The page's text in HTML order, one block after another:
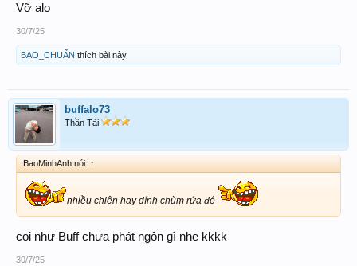
Vỡ alo
30/7/25
BAO_CHUẨN thích bài này.
buffalo73
Thần Tài
BaoMinhAnh nói: ↑
nhiều chiện hay dính chùm rứa đó
coi như Buff chưa phát ngôn gì nhe kkkk
30/7/25